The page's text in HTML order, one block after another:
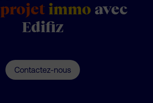
projet immo avec
Edifiz
Contactez-nous